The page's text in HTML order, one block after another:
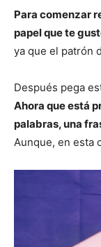
Para comenzar
papel que te
ya que el patrón
Después pega
Ahora que está
palabras, una
Aunque, en esta